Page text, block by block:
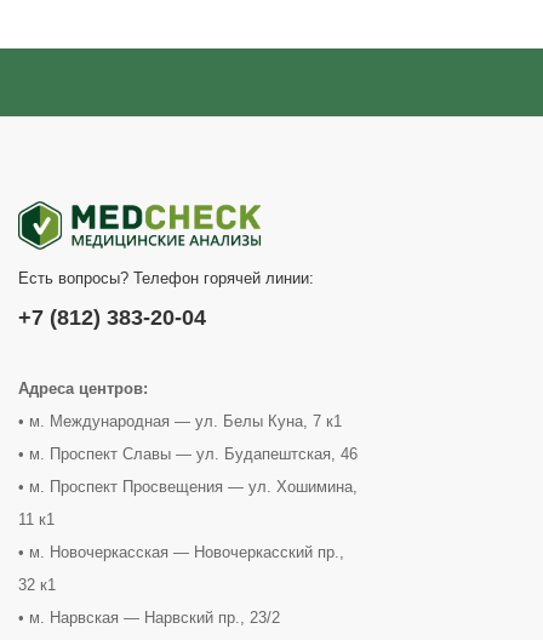
Есть вопросы? Телефон горячей линии:
+7 (812) 383-20-04
Адреса центров:
• м. Международная — ул. Белы Куна, 7 к1
• м. Проспект Славы — ул. Будапештская, 46
• м. Проспект Просвещения — ул. Хошимина,
11 к1
• м. Новочеркасская — Новочеркасский пр.,
32 к1
• м. Нарвская — Нарвский пр., 23/2